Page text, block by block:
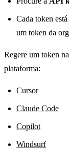
Cada token
um token da
Regere um token
plataforma:
Cursor
Claude Code
Copilot
Windsurf